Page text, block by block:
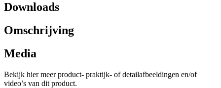
Downloads
Omschrijving
Media
Bekijk hier meer product- praktijk- of detailafbeeldingen en/of
video’s van dit product.